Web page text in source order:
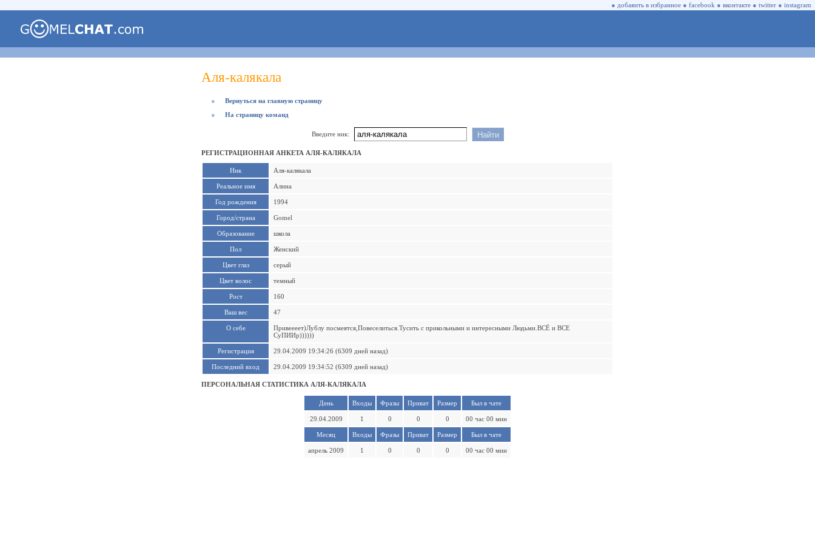
● добавить в избранное ● facebook ● вконтакте ● twitter ● instagram
Аля-калякала
●
Вернуться на главную страницу
●
На страницу команд
Введите ник:
РЕГИСТРАЦИОННАЯ АНКЕТА АЛЯ-КАЛЯКАЛА
Ник Аля-калякала
Реальное имя Алина
Год рождения 1994
Город/страна Gomel
Образование школа
Пол Женский
Цвет глаз серый
Цвет волос темный
Рост 160
Ваш вес 47
О себе
Привеееет)Лублу посмеятся,Повеселиться.Тусить с прикольными и интересными Людьми.ВСЁ и ВСЕ
СуПИИр))))))
Регистрация 29.04.2009 19:34:26 (6309 дней назад)
Последний вход 29.04.2009 19:34:52 (6309 дней назад)
ПЕРСОНАЛЬНАЯ СТАТИСТИКА АЛЯ-КАЛЯКАЛА
День Входы Фразы Приват Размер Был в чате
29.04.2009 1 0 0 0 00 час 00 мин
Месяц Входы Фразы Приват Размер Был в чате
апрель 2009 1 0 0 0 00 час 00 мин